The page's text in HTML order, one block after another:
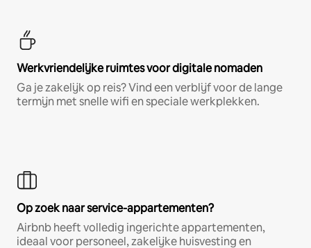
Werkvriendelijke ruimtes voor digitale nomaden
Ga je zakelijk op reis? Vind een verblijf voor de lange
termijn met snelle wifi en speciale werkplekken.
Op zoek naar service-appartementen?
Airbnb heeft volledig ingerichte appartementen,
ideaal voor personeel, zakelijke huisvesting en